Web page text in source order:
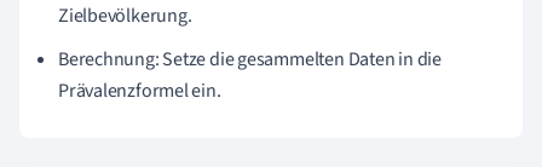
Zielbevölkerung.
Berechnung: Setze die gesammelten Daten in die
Prävalenzformel ein.